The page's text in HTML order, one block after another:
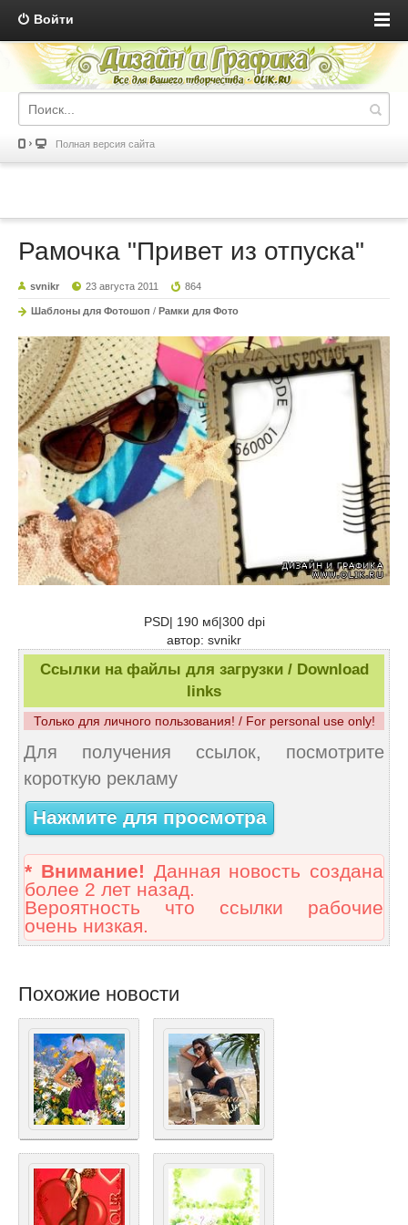
Войти
Полная версия сайта
Рамочка "Привет из отпуска"
svnikr 23 августа 2011 864
Шаблоны для Фотошоп / Рамки для Фото
PSD| 190 мб|300 dpi
автор: svnikr
Ссылки на файлы для загрузки / Download
links
Только для личного пользования! / For personal use only!
Для получения ссылок, посмотрите
короткую рекламу
Нажмите для просмотра
* Внимание! Данная новость создана
более 2 лет назад.
Вероятность что ссылки рабочие
очень низкая.
Похожие новости